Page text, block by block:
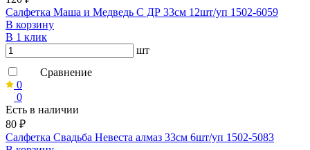
Салфетка Маша и Медведь С ДР 33см 12шт/уп 1502-6059
В корзину
В 1 клик
шт
Сравнение
0
0
Есть в наличии
80 ₽
Салфетка Свадьба Невеста алмаз 33см 6шт/уп 1502-5083